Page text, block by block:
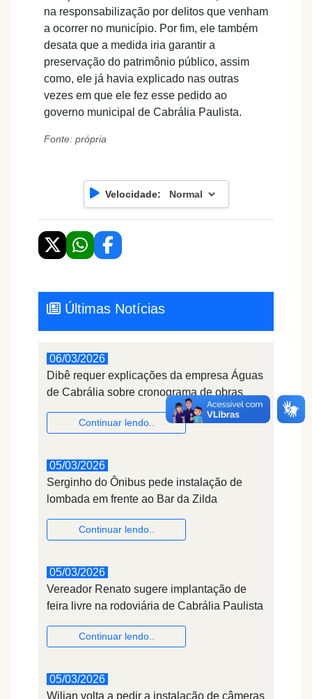
na responsabilização por delitos que venham
a ocorrer no município. Por fim, ele também
desata que a medida iria garantir a
preservação do patrimônio público, assim
como, ele já havia explicado nas outras
vezes em que ele fez esse pedido ao
governo municipal de Cabrália Paulista.
Fonte: própria
Velocidade:
Últimas Notícias
06/03/2026
Dibê requer explicações da empresa Águas
de Cabrália sobre cronograma de obras
Continuar lendo..
05/03/2026
Serginho do Ônibus pede instalação de
lombada em frente ao Bar da Zilda
Continuar lendo..
05/03/2026
Vereador Renato sugere implantação de
feira livre na rodoviária de Cabrália Paulista
Continuar lendo..
05/03/2026
Wilian volta a pedir a instalação de câmeras